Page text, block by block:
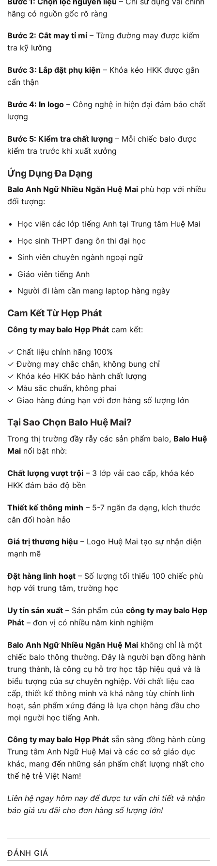
hãng có nguồn gốc rõ ràng
Bước 2: Cắt may tỉ mỉ– Từng đường may được kiểm
tra kỹ lưỡng
Bước 3: Lắp đặt phụ kiện – Khóa kéo HKK được gắn
cẩn thận
Bước 4: In logo – Công nghệ in hiện đại đảm bảo chất
lượng
Bước 5: Kiểm tra chất lượng – Mỗi chiếc balo được
kiểm tra trước khi xuất xưởng
Ứng Dụng Đa Dạng
Balo Anh Ngữ Nhiều Ngăn Huệ Mai phù hợp với nhiều
đối tượng:
Học viên các lớp tiếng Anh tại Trung tâm Huệ Mai
Học sinh THPT đang ôn thi đại học
Sinh viên chuyên ngành ngoại ngữ
Giáo viên tiếng Anh
Người đi làm cần mang laptop hàng ngày
Cam Kết Từ Hợp Phát
Công ty may balo Hợp Phát cam kết:
✓ Chất liệu chính hãng 100%
✓ Đường may chắc chắn, không bung chỉ
✓ Khóa kéo HKK bảo hành chất lượng
✓ Màu sắc chuẩn, không phai
✓ Giao hàng đúng hạn với đơn hàng số lượng lớn
Tại Sao Chọn Balo Huệ Mai?
Trong thị trường đầy rẫy các sản phẩm balo, Balo Huệ
Mai nổi bật nhờ:
Chất lượng vượt trội – 3 lớp vải cao cấp, khóa kéo
HKK đảm bảo độ bền
Thiết kế thông minh – 5-7 ngăn đa dạng, kích thước
cân đối hoàn hảo
Giá trị thương hiệu – Logo Huệ Mai tạo sự nhận diện
mạnh mẽ
Đặt hàng linh hoạt – Số lượng tối thiểu 100 chiếc phù
hợp với trung tâm, trường học
Uy tín sản xuất – Sản phẩm của công ty may balo Hợp
Phát – đơn vị có nhiều năm kinh nghiệm
Balo Anh Ngữ Nhiều Ngăn Huệ Mai không chỉ là một
chiếc balo thông thường. Đây là người bạn đồng hành
trung thành, là công cụ hỗ trợ học tập hiệu quả và là
biểu tượng của sự chuyên nghiệp. Với chất liệu cao
cấp, thiết kế thông minh và khả năng tùy chỉnh linh
hoạt, sản phẩm xứng đáng là lựa chọn hàng đầu cho
mọi người học tiếng Anh.
Công ty may balo Hợp Phát sẵn sàng đồng hành cùng
Trung tâm Anh Ngữ Huệ Mai và các cơ sở giáo dục
khác, mang đến những sản phẩm chất lượng nhất cho
thế hệ trẻ Việt Nam!
Liên hệ ngay hôm nay để được tư vấn chi tiết và nhận
báo giá ưu đãi cho đơn hàng số lượng lớn!
ĐÁNH GIÁ